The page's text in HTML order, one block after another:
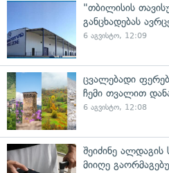
"თბილისის
განცხადებას
6 აგვისტო, 12:09
ცვალებადი
ჩემი თვალით
6 აგვისტო, 12:08
შეიძინე
მიიღე